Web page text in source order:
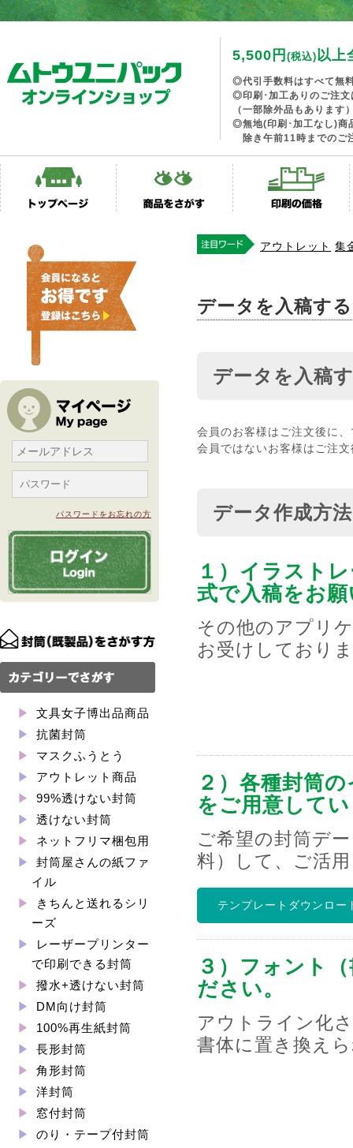
5,500円 (税込)以上
◎代引手数料はすべて無
◎印刷･加工ありのご注文
（一部除外品もあります
◎無地(印刷･加工なし)商
除き午前11時までのご
パスワードをお忘れの方
文具女子博出品商品
抗菌封筒
マスクふうとう
アウトレット商品
99%透けない封筒
透けない封筒
ネットフリマ梱包用
封筒屋さんの紙ファ
イル
きちんと送れるシリ
ーズ
レーザープリンター
で印刷できる封筒
撥水+透けない封筒
DM向け封筒
100%再生紙封筒
長形封筒
角形封筒
洋封筒
窓付封筒
のり・テープ付封筒
アウトレット 集
データを入稿する
データを入稿
会員のお客様はご注文後に
会員ではないお客様はご注
データ作成方法
１）イラスト
式で入稿をお
その他のアプリ
お受けしており
２）各種封筒
をご用意して
ご希望の封筒デ
料）して、ご活
テンプレートダウンロー
３）フォント
ださい。
アウトライン化
書体に置き換え